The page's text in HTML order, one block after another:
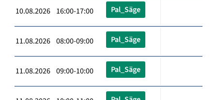
10.08.2026 16:00-17:00 Pal_Säge
11.08.2026 08:00-09:00 Pal_Säge
11.08.2026 09:00-10:00 Pal_Säge